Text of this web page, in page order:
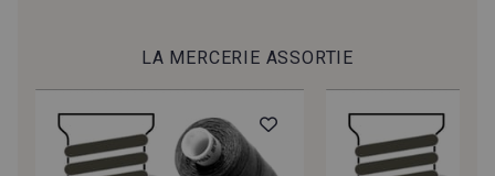
LA MERCERIE ASSORTIE